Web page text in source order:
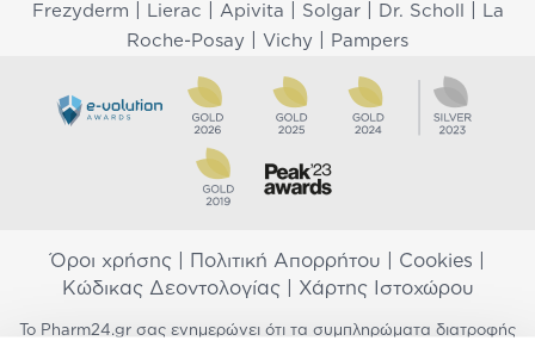
Frezyderm Lierac Apivita Solgar| Dr. Scholl
La
Roche-Posay
Vichy Pampers
Όροι χρήσης Πολιτική Απορρήτου Cookies
Κώδικας Δεοντολογίας| Χάρτης Ιστοχώρου
Το Pharm24.gr σας ενημερώνει ότι τα συμπληρώματα διατροφής